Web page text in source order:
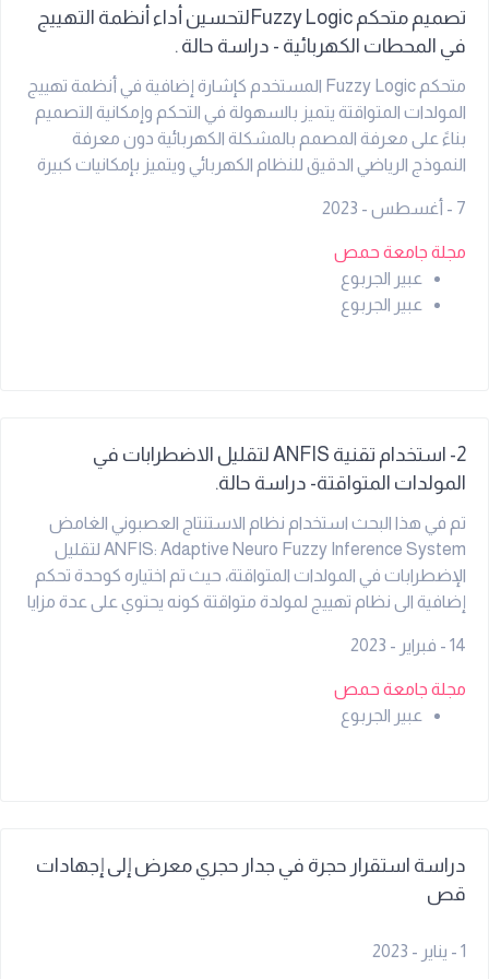
تصميم متحكم Fuzzy Logicلتحسين أداء أنظمة التهييج
في المحطات الكهربائية - دراسة حالة .
متحكم Fuzzy Logic المستخدم كإشارة إضافية في أنظمة تهييج
المولدات المتواقتة يتميز بالسهولة في التحكم وإمكانية التصميم
بناءً على معرفة المصمم بالمشكلة الكهربائية دون معرفة
النموذج الرياضي الدقيق للنظام الكهربائي ويتميز بإمكانيات كبيرة
التردد.7 - أغسطس - 2023
مجلة جامعة حمص
عبير الجربوع
عبير الجربوع
2- استخدام تقنية ANFIS لتقليل الاضطرابات في
المولدات المتواقتة- دراسة حالة.
تم في هذا البحث استخدام نظام الاستنتاج العصبوني الغامض
ANFIS: Adaptive Neuro Fuzzy Inference System لتقليل
الإضطرابات في المولدات المتواقتة، حيث تم اختياره كوحدة تحكم
إضافية الى نظام تهييج لمولدة متواقتة كونه يحتوي على عدة مزايا
14 - فبراير - 2023
مجلة جامعة حمص
عبير الجربوع
دراسة استقرار حجرة في جدار حجري معرض إلى إجهادات
قص
1 - يناير - 2023